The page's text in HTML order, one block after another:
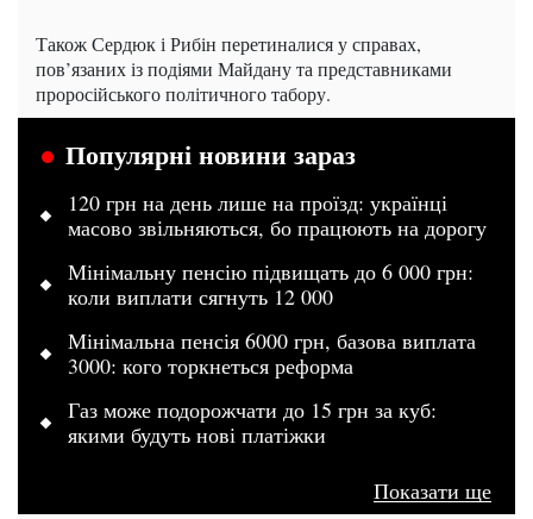
Також Сердюк і Рибін перетиналися у справах,
пов’язаних із подіями Майдану та представниками
проросійського політичного табору.
Популярні новини зараз
120 грн на день лише на проїзд: українці
масово звільняються, бо працюють на дорогу
Мінімальну пенсію підвищать до 6 000 грн:
коли виплати сягнуть 12 000
Мінімальна пенсія 6000 грн, базова виплата
3000: кого торкнеться реформа
Газ може подорожчати до 15 грн за куб:
якими будуть нові платіжки
Показати ще